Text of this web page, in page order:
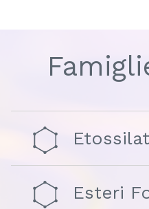
Esteri